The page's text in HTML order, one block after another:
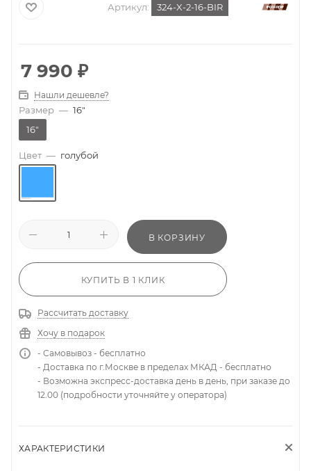
Артикул: 324-X-2-16-BIR
7 990 ₽
Нашли дешевле?
Размер — 16"
16"
Цвет — голубой
В КОРЗИНУ
КУПИТЬ В 1 КЛИК
Рассчитать доставку
Хочу в подарок
- Самовывоз - бесплатно
- Доставка по г.Москве в пределах МКАД - бесплатно
- Возможна экспресс-доставка день в день, при заказе до
12.00 (подробности уточняйте у оператора)
ХАРАКТЕРИСТИКИ